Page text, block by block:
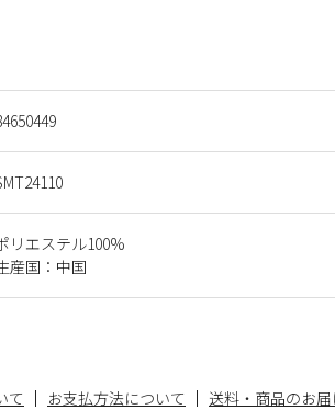
リエステル100%
産国：中国
て お支払方法について
送料・商品のお